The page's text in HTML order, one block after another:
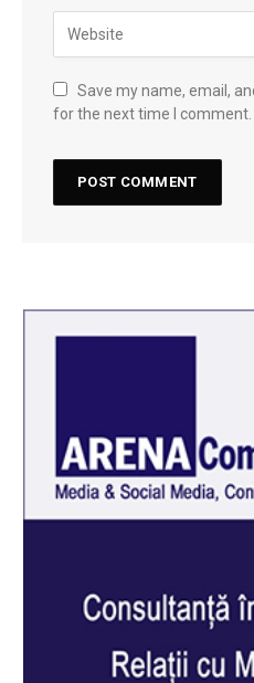
Save my name, email,
for the next time I comment.